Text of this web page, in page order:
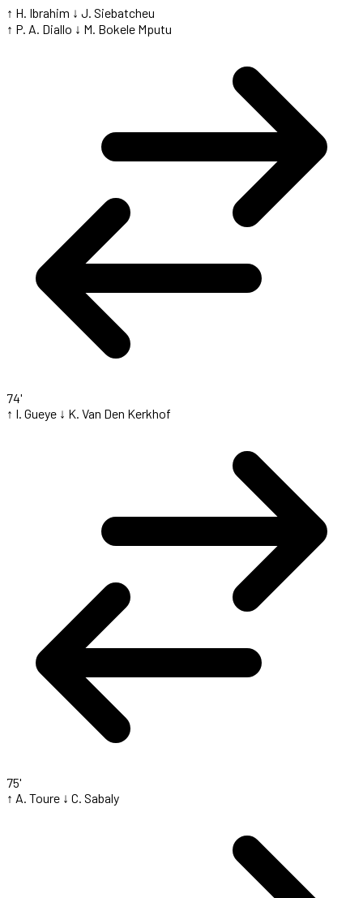
↑ H. Ibrahim ↓ J. Siebatcheu
↑ P. A. Diallo ↓ M. Bokele Mputu
74'
↑ I. Gueye ↓ K. Van Den Kerkhof
75'
↑ A. Toure ↓ C. Sabaly